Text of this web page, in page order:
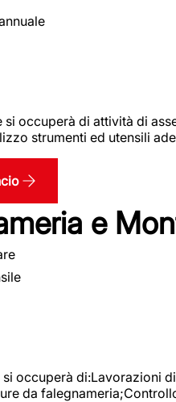
si occuperà di attività di
strumenti ed utensili
e
occuperà
da